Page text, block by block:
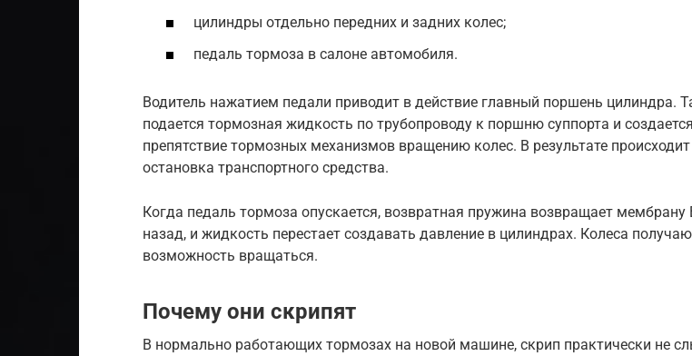
цилиндры отдельно передних и задних колес;
педаль тормоза в салоне автомобиля.
Водитель нажатием педали приводит в действие главный поршень цилиндра.
подается тормозная жидкость по трубопроводу к поршню суппорта и создается
препятствие тормозных механизмов вращению колес. В результате происходит
остановка транспортного средства.
Когда педаль тормоза опускается, возвратная пружина возвращает мембрану
назад, и жидкость перестает создавать давление в цилиндрах. Колеса
возможность вращаться.
Почему они скрипят
В нормально работающих тормозах на новой машине, скрип практически не